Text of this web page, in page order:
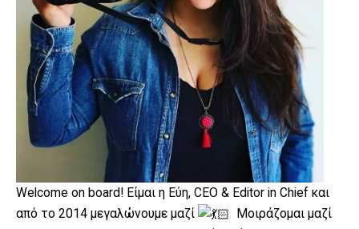
Welcome on board! Είμαι η Εύη, CEO & Editor in Chief και
από το 2014 μεγαλώνουμε μαζί
Μοιράζομαι μαζί